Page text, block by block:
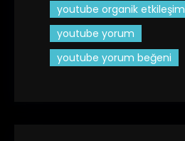
youtube organik etkileşim
youtube yorum
youtube yorum beğeni